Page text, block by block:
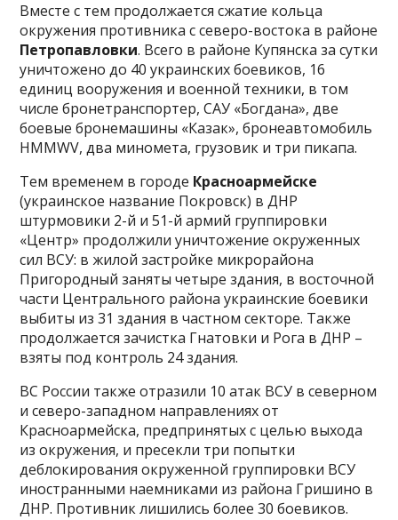
Вместе с тем продолжается сжатие кольца
окружения противника с северо-востока в районе
Петропавловки. Всего в районе Купянска за сутки
уничтожено до 40 украинских боевиков, 16
единиц вооружения и военной техники, в том
числе бронетранспортер, САУ «Богдана», две
боевые бронемашины «Казак», бронеавтомобиль
HMMWV, два миномета, грузовик и три пикапа.
Тем временем в городе Красноармейске
(украинское название Покровск) в ДНР
штурмовики 2-й и 51-й армий группировки
«Центр» продолжили уничтожение окруженных
сил ВСУ: в жилой застройке микрорайона
Пригородный заняты четыре здания, в восточной
части Центрального района украинские боевики
выбиты из 31 здания в частном секторе. Также
продолжается зачистка Гнатовки и Рога в ДНР –
взяты под контроль 24 здания.
ВС России также отразили 10 атак ВСУ в северном
и северо-западном направлениях от
Красноармейска, предпринятых с целью выхода
из окружения, и пресекли три попытки
деблокирования окруженной группировки ВСУ
иностранными наемниками из района Гришино в
ДНР. Противник лишились более 30 боевиков.